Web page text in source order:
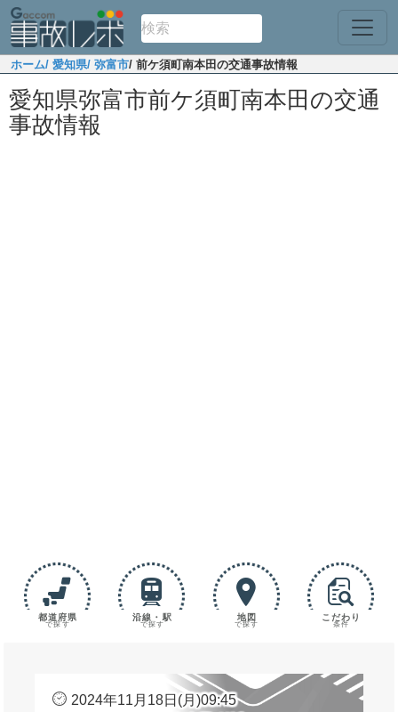
ホーム/ 愛知県/ 弥富市/ 前ケ須町南本田の交通事故情報
愛知県弥富市前ケ須町南本田の交通
事故情報
都道府県
で探す
沿線・駅
で探す
地図
で探す
こだわり
条件
2024年11月18日(月)09:45